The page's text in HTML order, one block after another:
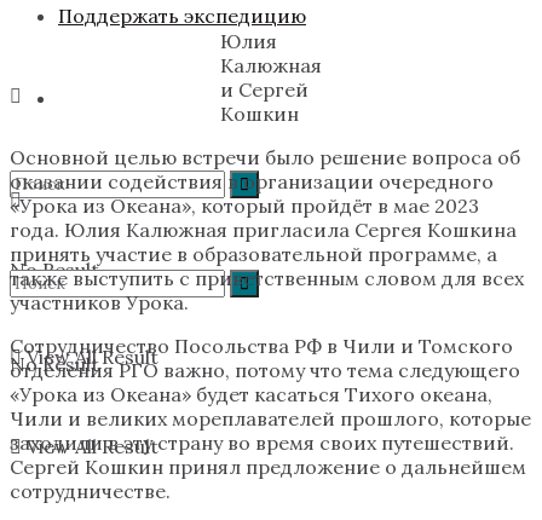
No Result
View All Result
Поддержать экспедицию
No Result
View All Result
Юлия
Калюжная
и Сергей
Кошкин
Основной целью встречи было решение вопроса об
оказании содействия в организации очередного
«Урока из Океана», который пройдёт в мае 2023
года. Юлия Калюжная пригласила Сергея Кошкина
принять участие в образовательной программе, а
также выступить с приветственным словом для всех
участников Урока.
Сотрудничество Посольства РФ в Чили и Томского
отделения РГО важно, потому что тема следующего
«Урока из Океана» будет касаться Тихого океана,
Чили и великих мореплавателей прошлого, которые
заходили в эту страну во время своих путешествий.
Сергей Кошкин принял предложение о дальнейшем
сотрудничестве.